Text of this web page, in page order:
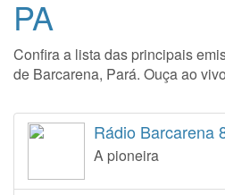
PA
Confira a lista das principais
de Barcarena, Pará. Ouça ao
Rádio Barcarena
A pioneira